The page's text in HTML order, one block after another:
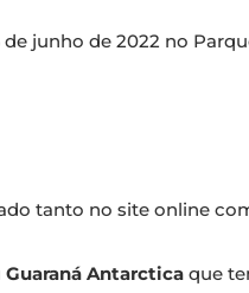
junho de 2022 no
tanto no site online
Guaraná Antarctica que